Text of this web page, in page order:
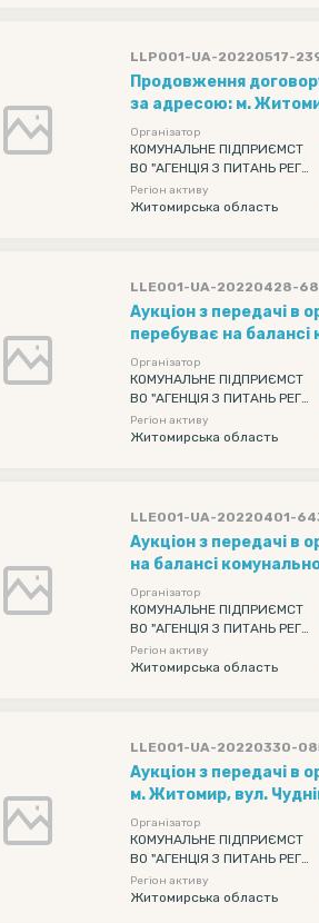
LLP001-UA-20220517-
Продовження
за адресою: м.
загальною площею
комунального
адмінбудинків
Організатор
КОМУНАЛЬНЕ ПІДПРИЄМСТ
ВО "АГЕНЦІЯ З ПИТАНЬ РЕГІ
ОНАЛЬНОГО РОЗВИТКУ" ЖИ
ТОМИРСЬКОЇ ОБЛАСНОЇ РАД
Регіон активу
Житомирська область
LLE001-UA-20220428-
Аукціон з передачі в
перебуває на
експлуатації
в будівлі за адресою:
загальною площею
Організатор
КОМУНАЛЬНЕ ПІДПРИЄМСТ
ВО "АГЕНЦІЯ З ПИТАНЬ РЕГІ
ОНАЛЬНОГО РОЗВИТКУ" ЖИ
ТОМИРСЬКОЇ ОБЛАСНОЇ РАД
Регіон активу
Житомирська область
LLE001-UA-20220401-
Аукціон з передачі в оренду нерухоме майно, що перебуває
на балансі
адмінбудинків
адресою: Житомирська
Організатор
КОМУНАЛЬНЕ ПІДПРИЄМСТ
ВО "АГЕНЦІЯ З ПИТАНЬ РЕГІ
ОНАЛЬНОГО РОЗВИТКУ" ЖИ
ТОМИРСЬКОЇ ОБЛАСНОЇ РАД
Регіон активу
Житомирська область
LLE001-UA-20220330-
Аукціон з передачі в
м. Житомир, вул.
кв.м
Організатор
КОМУНАЛЬНЕ ПІДПРИЄМСТ
ВО "АГЕНЦІЯ З ПИТАНЬ РЕГІ
ОНАЛЬНОГО РОЗВИТКУ" ЖИ
ТОМИРСЬКОЇ ОБЛАСНОЇ РАД
Регіон активу
Житомирська область